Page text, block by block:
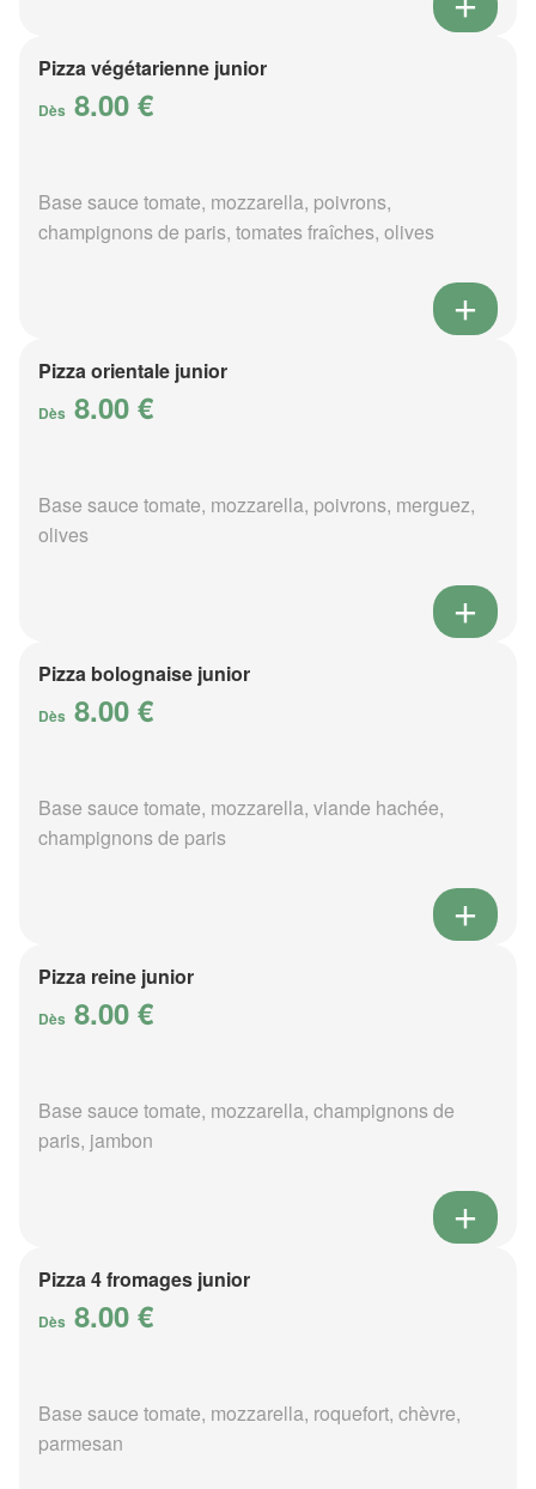
Pizza végétarienne junior
Dès 8.00 €
Base sauce tomate, mozzarella, poivrons,
champignons de paris, tomates fraîches, olives
Pizza orientale junior
Dès 8.00 €
Base sauce tomate, mozzarella, poivrons, merguez,
olives
Pizza bolognaise junior
Dès 8.00 €
Base sauce tomate, mozzarella, viande hachée,
champignons de paris
Pizza reine junior
Dès 8.00 €
Base sauce tomate, mozzarella, champignons de
paris, jambon
Pizza 4 fromages junior
Dès 8.00 €
Base sauce tomate, mozzarella, roquefort, chèvre,
parmesan